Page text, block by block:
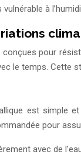
à
pour
le temps. Cette
est simple
pour
avec de